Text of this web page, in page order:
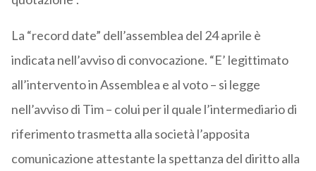
La “record date” dell’assemblea del 24 aprile è
indicata nell’avviso di convocazione. “E’ legittimato
all’intervento in Assemblea e al voto – si legge
nell’avviso di Tim – colui per il quale l’intermediario di
riferimento trasmetta alla società l’apposita
comunicazione attestante la spettanza del diritto alla